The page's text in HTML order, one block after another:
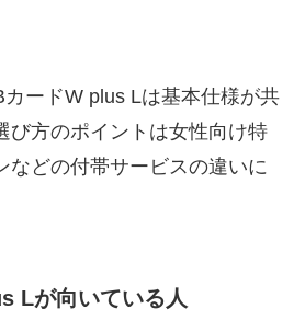
ードW plus Lは基本仕様が共
び方のポイントは女性向け特
などの付帯サービスの違いに
Lが向いている人